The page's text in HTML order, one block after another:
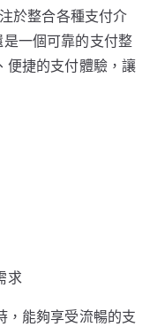
於整合各種支付介
一個可靠的支付整
便捷的支付體驗，讓
求
，能夠享受流暢的支